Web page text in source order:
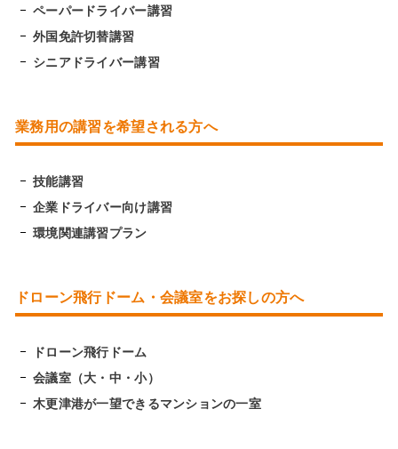
ペーパードライバー講習
外国免許切替講習
シニアドライバー講習
業務用の講習を希望される方へ
技能講習
企業ドライバー向け講習
環境関連講習プラン
ドローン飛行ドーム・会議室をお探しの方へ
ドローン飛行ドーム
会議室（大・中・小）
木更津港が一望できるマンションの一室